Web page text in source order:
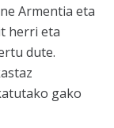
Armentia eta
herri eta
dute.
gako